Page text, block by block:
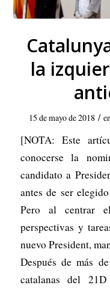
la
15 de mayo de 2018 /
[NOTA: Este
conocerse la
candidato a
antes de ser
Pero al centrar
perspectivas y
nuevo President,
Después de más
catalanas del